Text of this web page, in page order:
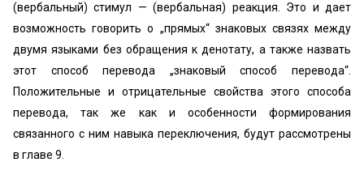
(вербальный) стимул — (вербальная) реакция. Это и дает
возможность говорить о „прямых“ знаковых связях между
двумя языками без обращения к денотату, а также назвать
этот способ перевода „знаковый способ перевода“.
Положительные и отрицательные свойства этого способа
перевода, так же как и особенности формирования
связанного с ним навыка переключения, будут рассмотрены
в главе 9.